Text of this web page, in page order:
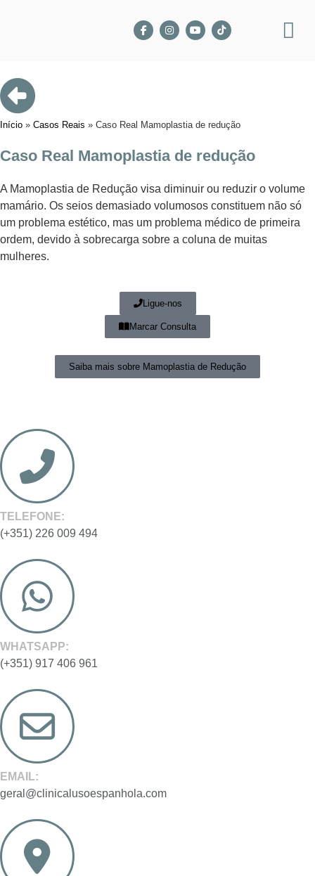
Início » Casos Reais » Caso Real Mamoplastia de redução
Caso Real Mamoplastia de redução
A Mamoplastia de Redução visa diminuir ou reduzir o volume
mamário. Os seios demasiado volumosos constituem não só
um problema estético, mas um problema médico de primeira
ordem, devido à sobrecarga sobre a coluna de muitas
mulheres.
Ligue-nos
Marcar Consulta
Saiba mais sobre Mamoplastia de Redução
TELEFONE:
(+351) 226 009 494
WHATSAPP:
(+351) 917 406 961
EMAIL:
geral@clinicalusoespanhola.com